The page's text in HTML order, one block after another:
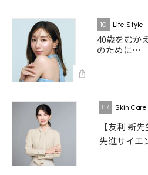
10 Life Style
40歳をむか
のために…
Skin Care
【友利 新
先進サイエ